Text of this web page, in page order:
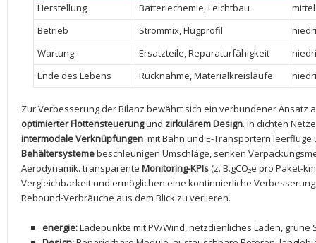
Herstellung
Batteriechemie, Leichtbau
Betrieb
Strommix, Flugprofil
Wartung
Ersatzteile, Reparaturfähigkeit
Ende des Lebens
Rücknahme,⁤ Materialkreisläufe
Zur Verbesserung der Bilanz bewährt ⁣sich ein verbundener Ansatz
optimierter Flottensteuerungund zirkulärem Design. In‌ dichten
intermodale Verknüpfungen mit‌ Bahn und E-Transportern
Behältersystemebeschleunigen Umschläge,‌ senken
Aerodynamik. ​transparente Monitoring-KPIs(z. B.gCO₂e ‌pro Paket-
Vergleichbarkeit‌ und ermöglichen⁤ eine⁤ kontinuierliche
⁣Rebound-Verbräuche aus dem Blick zu verlieren.
energie:Ladepunkte mit PV/Wind, netzdienliches Laden, grüne